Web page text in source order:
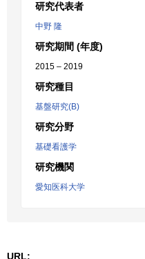
研究代表者
中野 隆
研究期間 (年度)
2015 – 2019
研究種目
基盤研究(B)
研究分野
基礎看護学
研究機関
愛知医科大学
URL: